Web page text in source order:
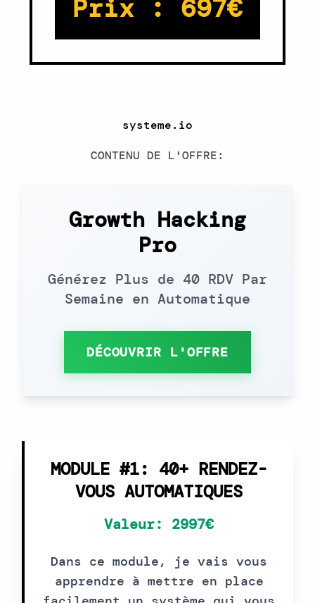
Prix : 697€
systeme.io
CONTENU DE L'OFFRE:
Growth Hacking
Pro
Générez Plus de 40 RDV Par
Semaine en Automatique
DÉCOUVRIR L'OFFRE
MODULE #1: 40+ RENDEZ-
VOUS AUTOMATIQUES
Valeur: 2997€
Dans ce module, je vais vous
apprendre à mettre en place